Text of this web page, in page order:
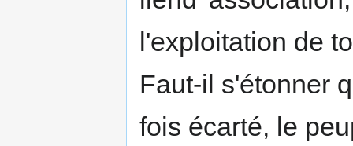
l'exploitation de
Faut-il s'étonner
fois écarté, le